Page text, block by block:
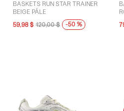
BASKETS RUN STAR TRAINER
BEIGE PÂLE
59,98 $ 120,00 $ -50 %